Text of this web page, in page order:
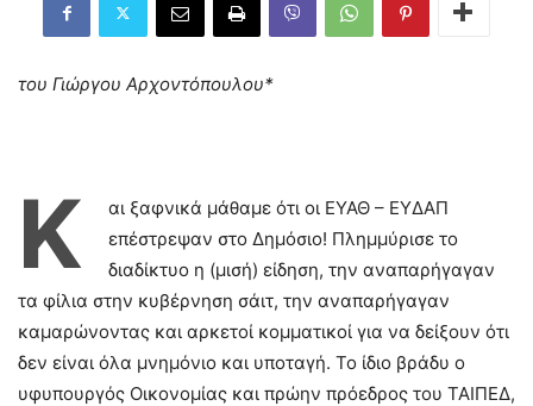
του Γιώργου Αρχοντόπουλου*
Κ
αι ξαφνικά μάθαμε ότι οι ΕΥΑΘ – ΕΥΔΑΠ
επέστρεψαν στο Δημόσιο! Πλημμύρισε το
διαδίκτυο η (μισή) είδηση, την αναπαρήγαγαν
τα φίλια στην κυβέρνηση σάιτ, την αναπαρήγαγαν
καμαρώνοντας και αρκετοί κομματικοί για να δείξουν ότι
δεν είναι όλα μνημόνιο και υποταγή. Το ίδιο βράδυ ο
υφυπουργός Οικονομίας και πρώην πρόεδρος του ΤΑΙΠΕΔ,